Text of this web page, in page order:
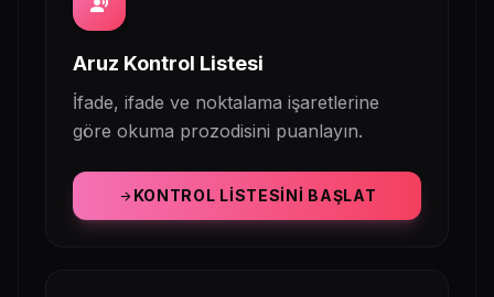
Aruz Kontrol Listesi
İfade, ifade ve noktalama işaretlerine
göre okuma prozodisini puanlayın.
arrow_forwardKONTROL LISTESINI BAŞLAT